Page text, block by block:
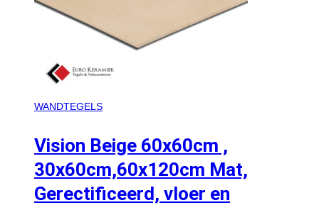
WANDTEGELS
Vision Beige 60x60cm ,
30x60cm,60x120cm Mat,
Gerectificeerd, vloer en